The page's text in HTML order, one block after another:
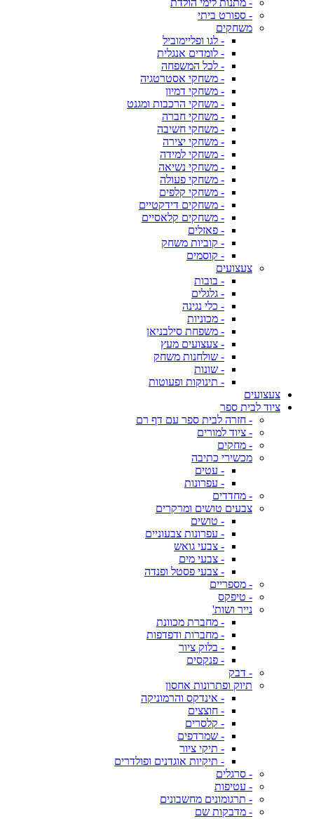
- מתנות לימי הולדת
- ספורט ביתי
משחקים
- לגו ופליימוביל
- לומדים אנגלית
- לכל המשפחה
- משחקי אסטרטגיה
- משחקי דמיון
- משחקי הרכבות ומגנט
- משחקי חברה
- משחקי חשיבה
- משחקי יצירה
- משחקי למידה
- משחקי נשיאה
- משחקי פעולה
- משחקי קלפים
- משחקים דידקטיים
- משחקים קלאסיים
- פאזלים
- קוביות משחק
- קוסמים
צעצועים
- בובות
- גלגלים
- כלי נגינה
- מכוניות
- משפחת סילבניאן
- צעצועים מעץ
- שולחנות משחק
- שונות
- תינוקות ופעוטות
צעצועים
ציוד לבית ספר
- חזרה לבית ספר עם דף רם
- ציוד למורים
- מחקים
מכשירי כתיבה
- עטים
- עפרונות
- מחדדים
צבעים טושים ומרקרים
- טושים
- עפרונות צבעוניים
- צבעי גואש
- צבעי מים
- צבעי פסטל ופנדה
- מספריים
- טיפקס
נייר ושות'
- מחברת מכוונת
- מחברות ודפדפות
- בלוק ציור
- פנקסים
- דבק
תיוק ופתרונות אחסון
- אינדקס והרמוניקה
- חוצצים
- קלסרים
- שמרדפים
- תיקי ציור
- תיקיות אוגדנים ופולדרים
- סרגלים
- עטיפות
- תרגומונים מחשבונים
- מדבקות שם